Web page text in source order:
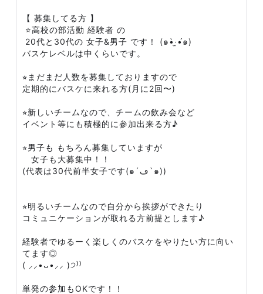
【 募集してる方 】
⭐高校の部活動 経験者 の
20代と30代の 女子&男子 です！ (๑•̀‧̫•́๑)
バスケレベルは中くらいです。
⭐︎まだまだ人数を募集しておりますので
定期的にバスケに来れる方(月に2回〜)
⭐︎新しいチームなので、チームの飲み会など
イベント等にも積極的に参加出来る方♪
⭐︎男子も もちろん募集していますが
女子も大募集中！！
(代表は30代前半女子です(๑´ڡ`๑))
⭐︎明るいチームなので自分から挨拶ができたり
コミュニケーションが取れる方前提とします♪
経験者でゆるーく楽しくのバスケをやりたい方に向い
てます◎
( ⸝⸝•ᴗ•⸝⸝ )੭⁾⁾
単発の参加もOKです！！